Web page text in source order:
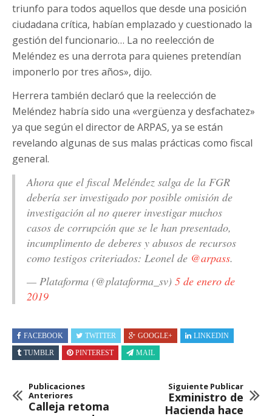
triunfo para todos aquellos que desde una posición
ciudadana crítica, habían emplazado y cuestionado la
gestión del funcionario… La no reelección de
Meléndez es una derrota para quienes pretendían
imponerlo por tres años», dijo.
Herrera también declaró que la reelección de
Meléndez habría sido una «vergüenza y desfachatez»
ya que según el director de ARPAS, ya se están
revelando algunas de sus malas prácticas como fiscal
general.
Ahora que el fiscal Meléndez salga de la FGR
debería ser investigado por posible omisión de
investigación al no querer investigar muchos
casos de corrupción que se le han presentado,
incumplimento de deberes y abusos de recursos
como testigos criteriados: Leonel de @arpass.
— Plataforma (@plataforma_sv) 5 de enero de
2019
FACEBOOK TWITTER GOOGLE+
LINKEDIN
TUMBLR
PINTEREST MAIL
Publicaciones
Anteriores
Calleja retoma
Siguiente Publicar
Exministro de
Hacienda hace